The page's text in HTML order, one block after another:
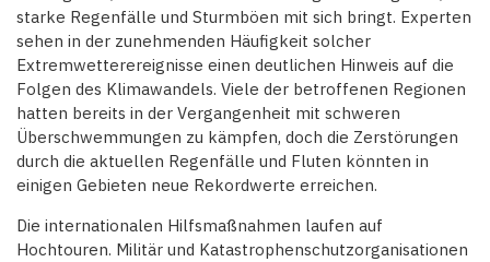
starke Regenfälle und Sturmböen mit sich bringt. Experten
sehen in der zunehmenden Häufigkeit solcher
Extremwetterereignisse einen deutlichen Hinweis auf die
Folgen des Klimawandels. Viele der betroffenen Regionen
hatten bereits in der Vergangenheit mit schweren
Überschwemmungen zu kämpfen, doch die Zerstörungen
durch die aktuellen Regenfälle und Fluten könnten in
einigen Gebieten neue Rekordwerte erreichen.
Die internationalen Hilfsmaßnahmen laufen auf
Hochtouren. Militär und Katastrophenschutzorganisationen